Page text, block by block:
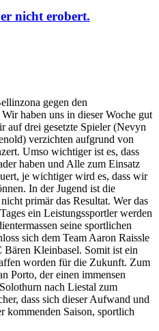
nicht erobert.
gegen den
haben uns in dieser Woche gut
auf drei gesetzte Spieler (Nevyn
verzichten aufgrund von
Umso wichtiger ist es, dass
haben und Alle zum Einsatz
je wichtiger wird es, dass wir
In der Jugend ist die
primär das Resultat. Wer das
ein Leistungssportler werden
seine sportlichen
sich dem Team Aaron Raissle
Kleinbasel. Somit ist ein
worden für die Zukunft. Zum
Porto, der einen immensen
nach Liestal zum
dass sich dieser Aufwand und
kommenden Saison, sportlich